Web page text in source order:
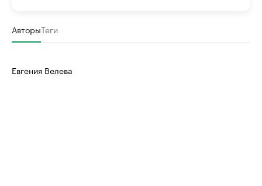
АвторыТеги
Евгения Велева